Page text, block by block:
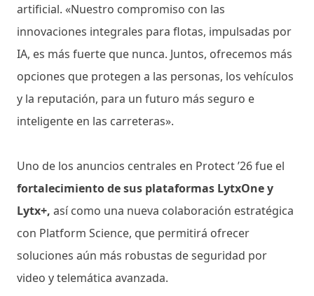
artificial. «Nuestro compromiso con las
innovaciones integrales para flotas, impulsadas por
IA, es más fuerte que nunca. Juntos, ofrecemos más
opciones que protegen a las personas, los vehículos
y la reputación, para un futuro más seguro e
inteligente en las carreteras».
Uno de los anuncios centrales en Protect ’26 fue el
fortalecimiento de sus plataformas LytxOne y
Lytx+, así como una nueva colaboración estratégica
con Platform Science, que permitirá ofrecer
soluciones aún más robustas de seguridad por
video y telemática avanzada.